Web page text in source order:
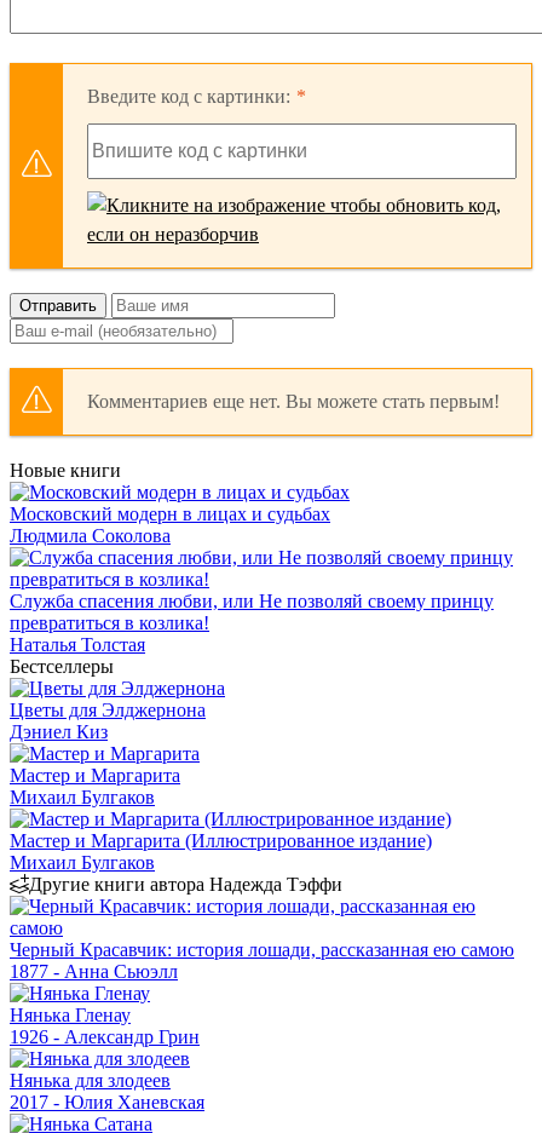
Введите код с картинки:
Отправить
Комментариев еще нет. Вы можете стать первым!
Новые книги
Московский модерн в лицах и судьбах
Людмила Соколова
Служба спасения любви, или Не позволяй своему принцу
превратиться в козлика!
Наталья Толстая
Бестселлеры
Цветы для Элджернона
Дэниел Киз
Мастер и Маргарита
Михаил Булгаков
Мастер и Маргарита (Иллюстрированное издание)
Михаил Булгаков
Другие книги автора Надежда Тэффи
Черный Красавчик: история лошади, рассказанная ею самою
1877 - Анна Сьюэлл
Нянька Гленау
1926 - Александр Грин
Нянька для злодеев
2017 - Юлия Ханевская